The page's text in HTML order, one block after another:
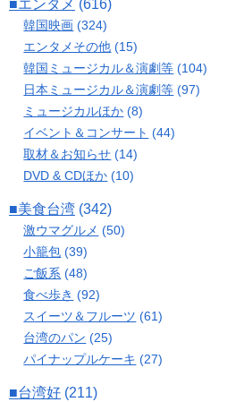
■エンタメ (616)
韓国映画 (324)
エンタメその他 (15)
韓国ミュージカル＆演劇等 (104)
日本ミュージカル＆演劇等 (97)
ミュージカルほか (8)
イベント＆コンサート (44)
取材＆お知らせ (14)
DVD & CDほか (10)
■美食台湾 (342)
激ウマグルメ (50)
小籠包 (39)
ご飯系 (48)
食べ歩き (92)
スイーツ＆フルーツ (61)
台湾のパン (25)
パイナップルケーキ (27)
■台湾好 (211)